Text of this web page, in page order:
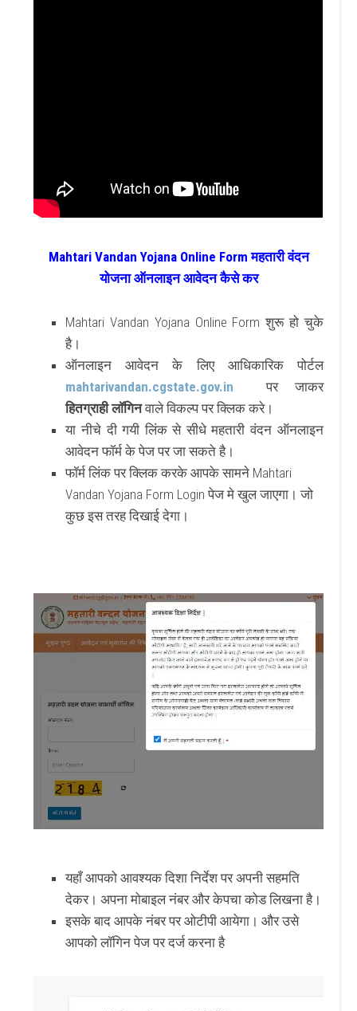
Mahtari Vandan Yojana Online Form महतारी वंदन
योजना ऑनलाइन आवेदन कैसे कर
Mahtari Vandan Yojana Online Form शुरू हो चुके
है।
ऑनलाइन आवेदन के लिए आधिकारिक पोर्टल
mahtarivandan.cgstate.gov.in
पर जाकर
हितग्राही लॉगिनवाले विकल्प पर क्लिक करे।
या नीचे दी गयी लिंक से सीधे महतारी वंदन ऑनलाइन
आवेदन फॉर्म के पेज पर जा सकते है।
फॉर्म लिंक पर क्लिक करके आपके सामने Mahtari
Vandan Yojana Form Login पेज मे खुल जाएगा। जो
कुछ इस तरह दिखाई देगा।
यहाँ आपको आवश्यक दिशा निर्देश पर अपनी सहमति
देकर। अपना मोबाइल नंबर और केपचा कोड लिखना है।
इसके बाद आपके नंबर पर ओटीपी आयेगा। और उसे
आपको लॉगिन पेज पर दर्ज करना है